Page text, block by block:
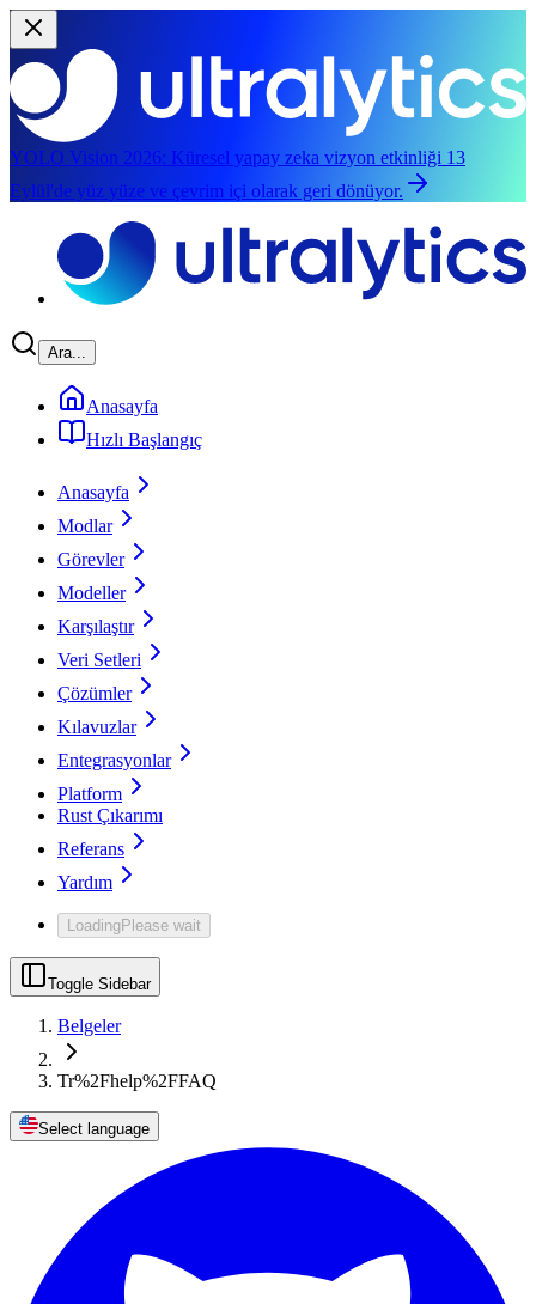
YOLO Vision 2026: Küresel yapay zeka vizyon etkinliği 13
Eylül'de yüz yüze ve çevrim içi olarak geri dönüyor.
Ara...
Anasayfa
Hızlı Başlangıç
Anasayfa
Modlar
Görevler
Modeller
Karşılaştır
Veri Setleri
Çözümler
Kılavuzlar
Entegrasyonlar
Platform
Rust Çıkarımı
Referans
Yardım
LoadingPlease wait
Toggle Sidebar
Belgeler
Tr%2Fhelp%2FFAQ
Select language